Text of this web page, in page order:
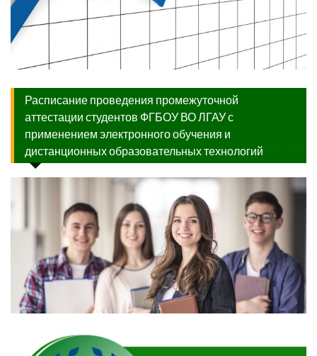
Расписание проведения промежуточной
аттестации студентов ФГБОУ ВО ЛГАУ с
применением электронного обучения и
дистанционных образовательных технологий